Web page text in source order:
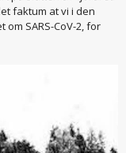
faktum at vi i den
SARS-CoV-2, for